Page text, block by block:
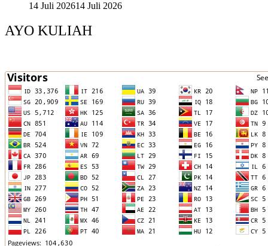
14 Juli 202614 Juli 2026
AYO KULIAH